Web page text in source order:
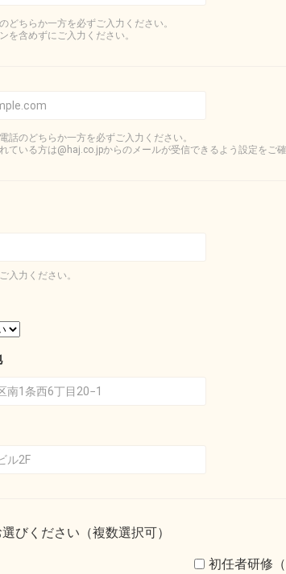
どちらか一方を必ずご入力ください。
を含めずにご入力ください。
話のどちらか一方を必ずご入力ください。
ている方は@haj.co.jpからのメールが受信できるよう設定をご確
入力ください。
びください（複数選択可）
初任者研修